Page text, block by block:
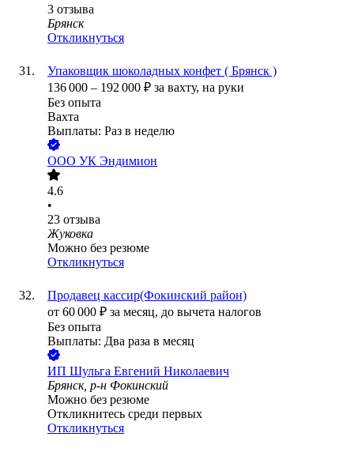
3 отзыва
Брянск
Откликнуться
Упаковщик шоколадных конфет ( Брянск )
136 000 – 192 000 ₽ за вахту, на руки
Без опыта
Вахта
Выплаты: Раз в неделю
ООО УК Эндимион
4.6
•
23 отзыва
Жуковка
Можно без резюме
Откликнуться
Продавец кассир(Фокинский район)
от 60 000 ₽ за месяц, до вычета налогов
Без опыта
Выплаты: Два раза в месяц
ИП Шульга Евгений Николаевич
Брянск, р-н Фокинский
Можно без резюме
Откликнитесь среди первых
Откликнуться